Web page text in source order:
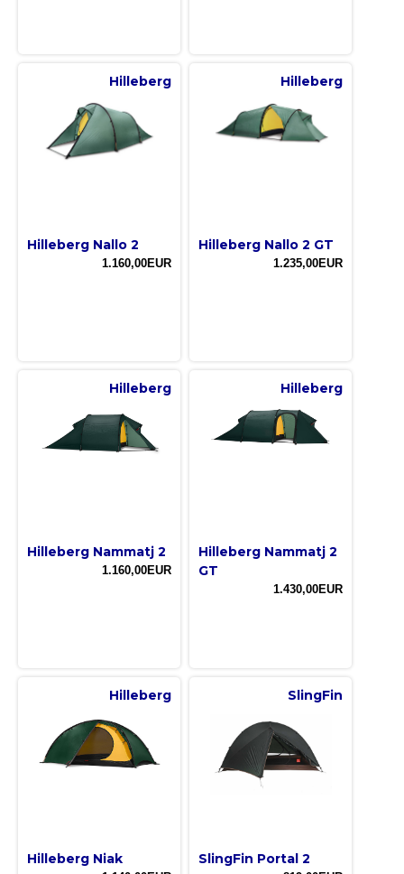
Hilleberg
Hilleberg Nallo 2
1.160,00EUR
Hilleberg
Hilleberg Nallo 2 GT
1.235,00EUR
Hilleberg
Hilleberg Nammatj 2
1.160,00EUR
Hilleberg
Hilleberg Nammatj 2
GT
1.430,00EUR
Hilleberg
Hilleberg Niak
SlingFin
SlingFin Portal 2